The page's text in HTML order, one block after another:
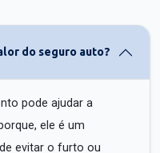
do seguro auto?
pode ajudar a
ele é um
evitar o furto ou